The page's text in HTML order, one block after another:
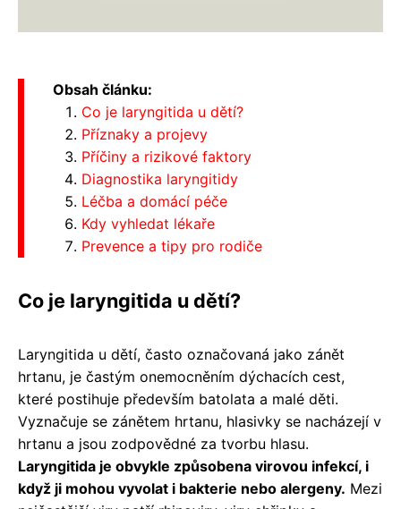
Obsah článku:
Co je laryngitida u dětí?
Příznaky a projevy
Příčiny a rizikové faktory
Diagnostika laryngitidy
Léčba a domácí péče
Kdy vyhledat lékaře
Prevence a tipy pro rodiče
Co je laryngitida u dětí?
Laryngitida u dětí, často označovaná jako zánět
hrtanu, je častým onemocněním dýchacích cest,
které postihuje především batolata a malé děti.
Vyznačuje se zánětem hrtanu, hlasivky se nacházejí v
hrtanu a jsou zodpovědné za tvorbu hlasu.
Laryngitida je obvykle způsobena virovou infekcí, i
když ji mohou vyvolat i bakterie nebo alergeny. Mezi